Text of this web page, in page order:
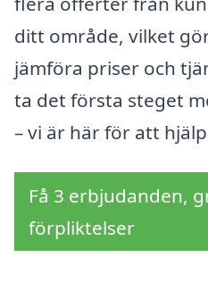
ditt område, vilket
jämföra priser och
ta det första steget
– vi är här för att
Få 3 erbjudanden,
förpliktelser